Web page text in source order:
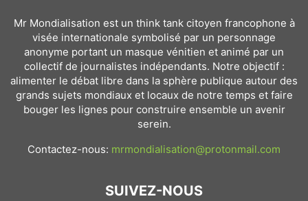
Mr Mondialisation est un think tank citoyen francophone à
visée internationale symbolisé par un personnage
anonyme portant un masque vénitien et animé par un
collectif de journalistes indépendants. Notre objectif :
alimenter le débat libre dans la sphère publique autour des
grands sujets mondiaux et locaux de notre temps et faire
bouger les lignes pour construire ensemble un avenir
serein.
Contactez-nous: mrmondialisation@protonmail.com
SUIVEZ-NOUS